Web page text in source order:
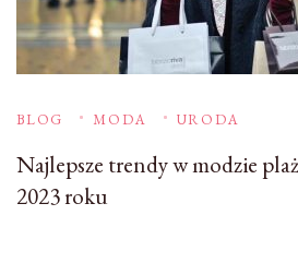
BLOG MODA URODA
Najlepsze trendy w modzie
2023 roku